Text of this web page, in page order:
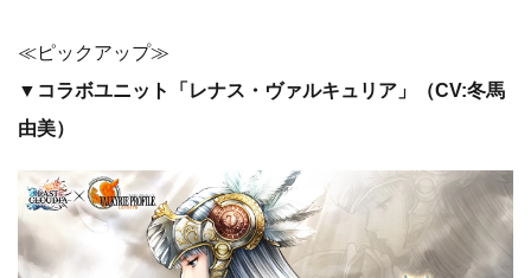
≪ピックアップ≫
▼コラボユニット「レナス・ヴァルキュリア」（CV:冬馬
由美）